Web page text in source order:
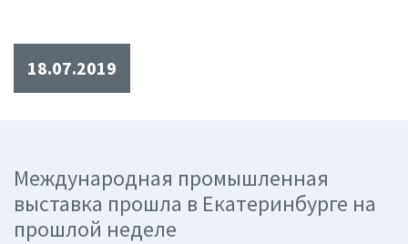
18.07.2019
Международная промышленная
выставка прошла в Екатеринбурге на
прошлой неделе